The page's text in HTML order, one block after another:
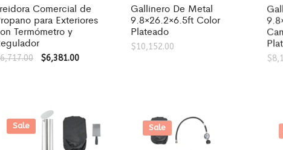
Comercial de
para Exteriores
Termómetro y
6,717.00 $6,381.00
Gallinero De Metal
9.8×26.2×6.5ft Color
Plateado
$10,152.00
$
Sale Sale